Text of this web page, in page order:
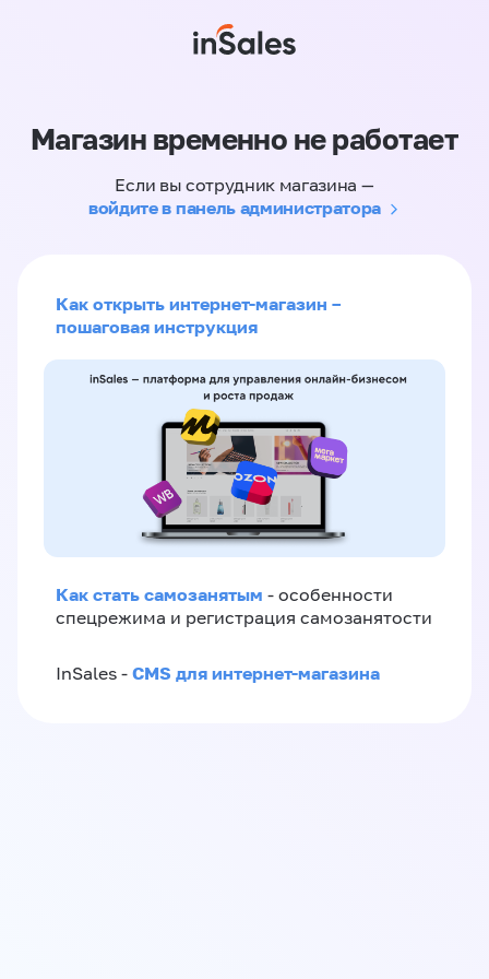
Магазин временно не работает
Если вы сотрудник магазина —
войдите в панель администратора
Как открыть интернет-магазин –
пошаговая инструкция
Как стать самозанятым - особенности
спецрежима и регистрация самозанятости
InSales - CMS для интернет-магазина